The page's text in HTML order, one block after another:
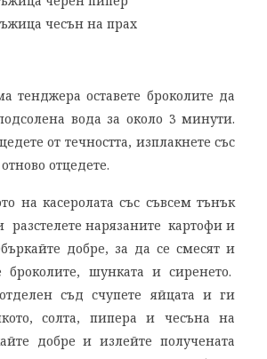
чесън на прах
тенджера оставете броколите да
вода за около 3 минути.
от течността, изплакнете със
отцедете.
на касеролата със съвсем тънък
разстелете нарязаните картофи и
добре, за да се смесят и
броколите, шунката и сиренето.
съд счупете яйцата и ги
солта, пипера и чесъна на
добре и излейте получената